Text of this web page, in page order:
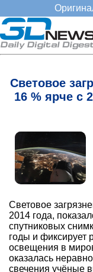
Световое
16 % ярче с
Световое
2014 года,
спутниковых
годы и фиксирует
освещения в
оказалась
свечения учёные